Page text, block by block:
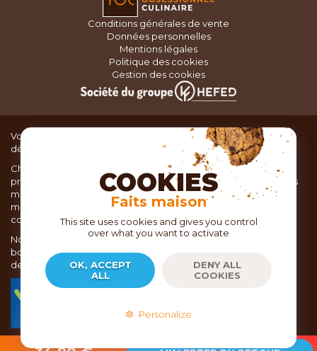
Conditions générales de vente
Données personnelles
Mentions légales
Politique des cookies
Gestion des cookies
Vous recherchez du matériel de cuisine pour concocter de
délicieux plats ou des pâtisseries dignes d’un grand chef ?
Chez TOC, boutique d’ustensiles de cuisine, nous vous
proposons une large sélection de produits issus des meilleures
marques de matériel de cuisine: Ustensiles de pâtisserie,
matériel de cuisson, service de table, ustensiles de cuisine,
coutellerie, set picnic.
Nous vous réservons un accueil chaleureux au sein de nos 21
boutiques, mais vous trouverez également tout votre matériel
de cuisine en ligne sur notre site internet toc.fr
commerce et de la vente à distance depuis 2018.
2026- Copyright EPICURIA - TOC.FR
COOKIES
Faits maison
This site uses cookies and gives you control
over what you want to activate
OK, ACCEPT
ALL
DENY ALL
COOKIES
Personalize